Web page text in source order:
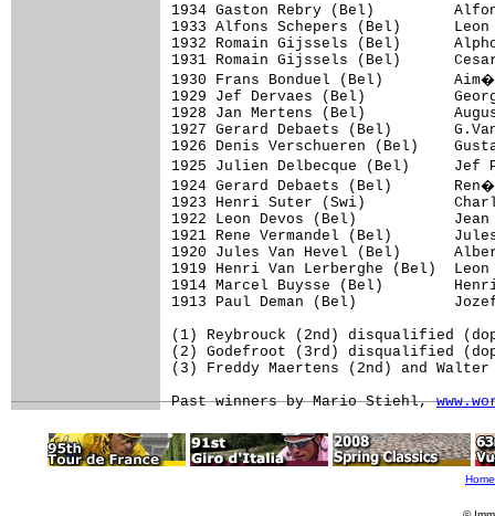
1934 Gaston Rebry (Bel)
1933 Alfons Schepers (Bel)
1932 Romain Gijssels (Bel)
1931 Romain Gijssels (Bel)
1930 Frans Bonduel (Bel)
1929 Jef Dervaes (Bel)
1928 Jan Mertens (Bel)
1927 Gerard Debaets (Bel)
1926 Denis Verschueren (Bel)
1925 Julien Delbecque (Bel)
1924 Gerard Debaets (Bel)
1923 Henri Suter (Swi)
1922 Leon Devos (Bel)
1921 Rene Vermandel (Bel)
1920 Jules Van Hevel (Bel)
1919 Henri Van Lerberghe (Bel)
1914 Marcel Buysse (Bel)
1913 Paul Deman (Bel)
(1) Reybrouck (2nd) disqualified
(2) Godefroot (3rd) disqualified
(3) Freddy Maertens (2nd) and
Past winners by Mario Stiehl,
Home